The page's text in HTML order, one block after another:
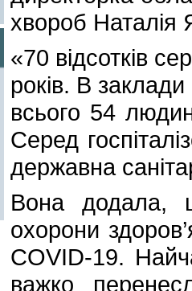
хвороб Наталія
«70 відсотків
років. В заклади
всього 54
Серед
державна
Вона додала,
охорони
COVID-19.
важко